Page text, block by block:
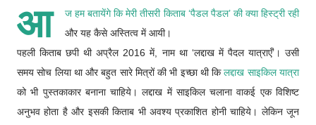
आ
ज हम बतायेंगे कि मेरी तीसरी किताब ‘पैडल पैडल’ की क्या हिस्ट्री रही
और यह कैसे अस्तित्व में आयी।
पहली किताब छपी थी अप्रैल 2016 में, नाम था ‘लद्दाख में पैदल यात्राएँ’। उसी
समय सोच लिया था और बहुत सारे मित्रों की भी इच्छा थी किलद्दाख साइकिल यात्रा
को भी पुस्तकाकार बनाना चाहिये। लद्दाख में साइकिल चलाना वाकई एक विशिष्ट
अनुभव होता है और इसकी किताब भी अवश्य प्रकाशित होनी चाहिये। लेकिन जून